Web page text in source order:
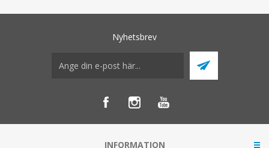
Nyhetsbrev
INFORMATION